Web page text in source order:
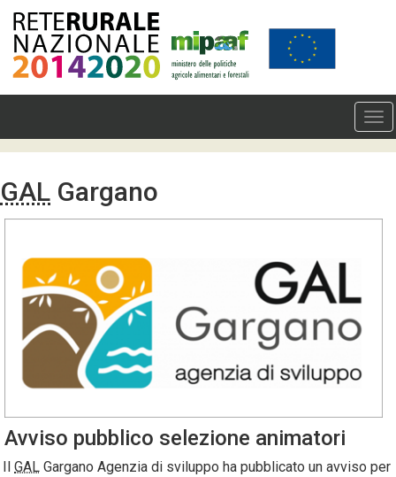
GAL Gargano
Avviso pubblico selezione animatori
GAL Gargano Agenzia di sviluppo ha pubblicato un avviso per